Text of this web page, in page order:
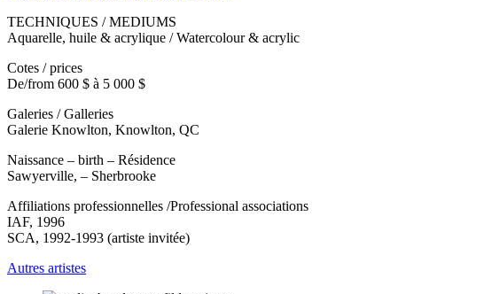
TECHNIQUES / MEDIUMS
Aquarelle, huile & acrylique / Watercolour & acrylic
Cotes / prices
De/from 600 $ à 5 000 $
Galeries / Galleries
Galerie Knowlton, Knowlton, QC
Naissance – birth – Résidence
Sawyerville, – Sherbrooke
Affiliations professionnelles /Professional associations
IAF, 1996
SCA, 1992-1993 (artiste invitée)
Autres artistes